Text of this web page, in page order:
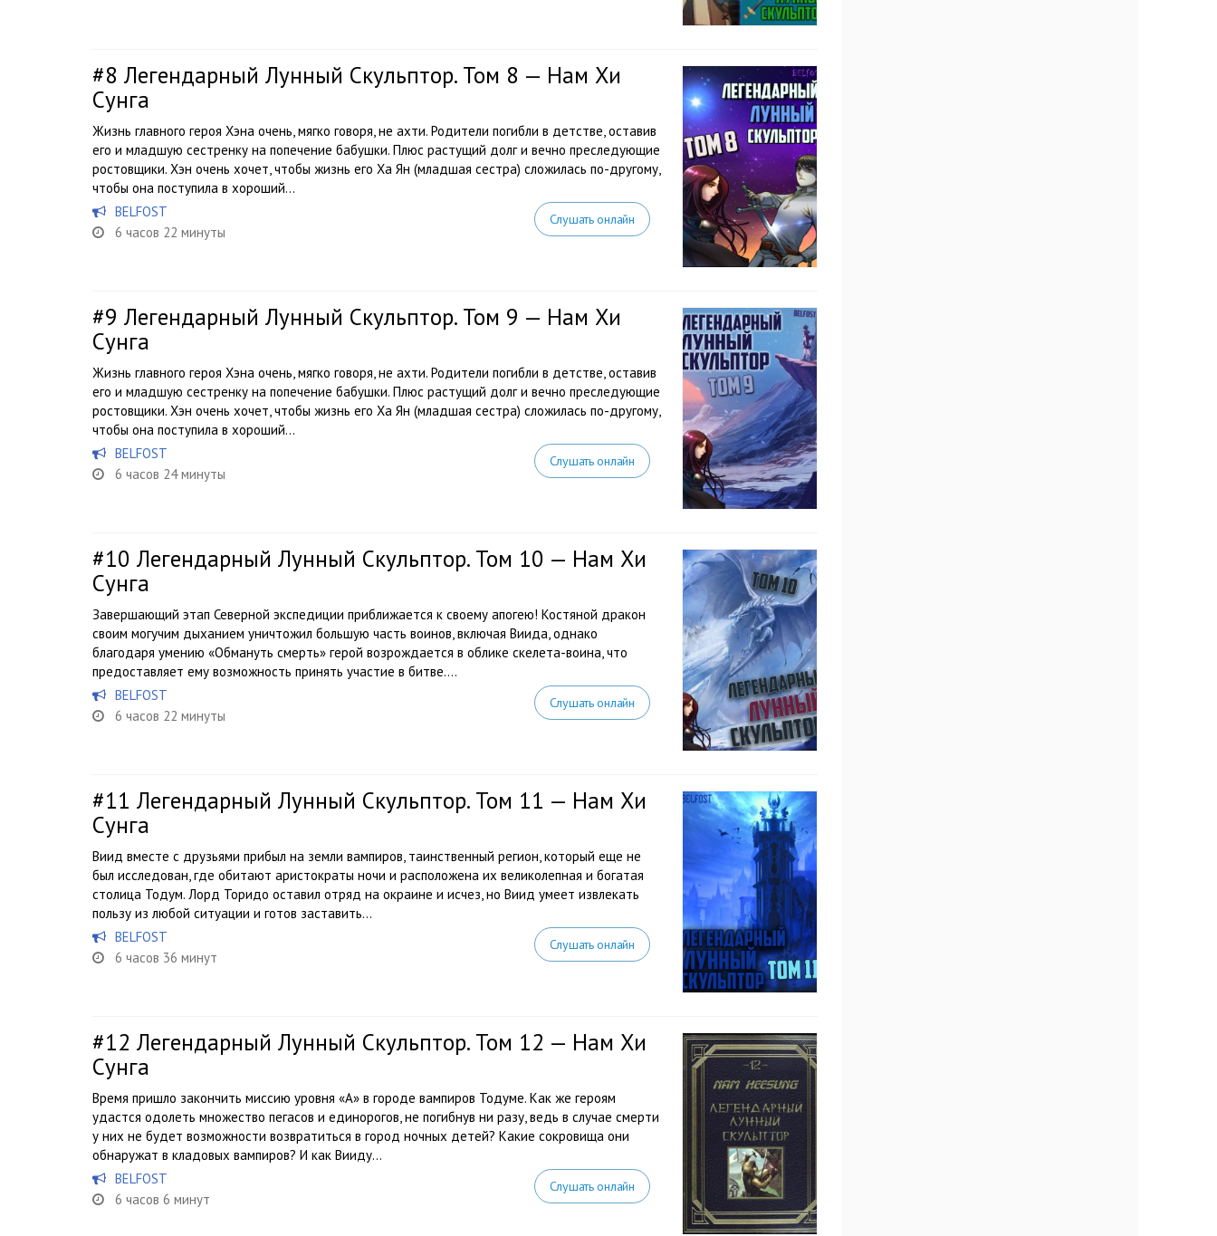
#8 Легендарный Лунный Скульптор. Том 8 — Нам Хи
Сунга
Жизнь главного героя Хэна очень, мягко говоря, не ахти. Родители погибли в детстве, оставив
его и младшую сестренку на попечение бабушки. Плюс растущий долг и вечно преследующие
ростовщики. Хэн очень хочет, чтобы жизнь его Ха Ян (младшая сестра) сложилась по-другому,
чтобы она поступила в хороший...
BELFOST
6 часов 22 минуты
Слушать онлайн
#9 Легендарный Лунный Скульптор. Том 9 — Нам Хи
Сунга
Жизнь главного героя Хэна очень, мягко говоря, не ахти. Родители погибли в детстве, оставив
его и младшую сестренку на попечение бабушки. Плюс растущий долг и вечно преследующие
ростовщики. Хэн очень хочет, чтобы жизнь его Ха Ян (младшая сестра) сложилась по-другому,
чтобы она поступила в хороший...
BELFOST
6 часов 24 минуты
Слушать онлайн
#10 Легендарный Лунный Скульптор. Том 10 — Нам Хи
Сунга
Завершающий этап Северной экспедиции приближается к своему апогею! Костяной дракон
своим могучим дыханием уничтожил большую часть воинов, включая Виида, однако
благодаря умению «Обмануть смерть» герой возрождается в облике скелета-воина, что
предоставляет ему возможность принять участие в битве....
BELFOST
6 часов 22 минуты
Слушать онлайн
#11 Легендарный Лунный Скульптор. Том 11 — Нам Хи
Сунга
Виид вместе с друзьями прибыл на земли вампиров, таинственный регион, который еще не
был исследован, где обитают аристократы ночи и расположена их великолепная и богатая
столица Тодум. Лорд Торидо оставил отряд на окраине и исчез, но Виид умеет извлекать
пользу из любой ситуации и готов заставить...
BELFOST
6 часов 36 минут
Слушать онлайн
#12 Легендарный Лунный Скульптор. Том 12 — Нам Хи
Сунга
Время пришло закончить миссию уровня «А» в городе вампиров Тодуме. Как же героям
удастся одолеть множество пегасов и единорогов, не погибнув ни разу, ведь в случае смерти
у них не будет возможности возвратиться в город ночных детей? Какие сокровища они
обнаружат в кладовых вампиров? И как Вииду...
BELFOST
6 часов 6 минут
Слушать онлайн